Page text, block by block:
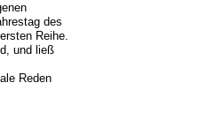
des
Reihe.
und ließ
Reden